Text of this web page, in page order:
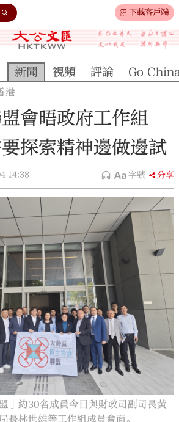
下載客戶端
大公文匯
新聞 視頻 評論 Go
港
會晤政府工作組
探索精神邊做邊試
14:38 字號 分享
」約30名成員今日與財政司副司長黃
長林世雄等工作組成員會面。